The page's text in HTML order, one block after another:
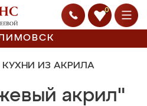
0
КУХНИ ИЗ АКРИЛА
акрил"